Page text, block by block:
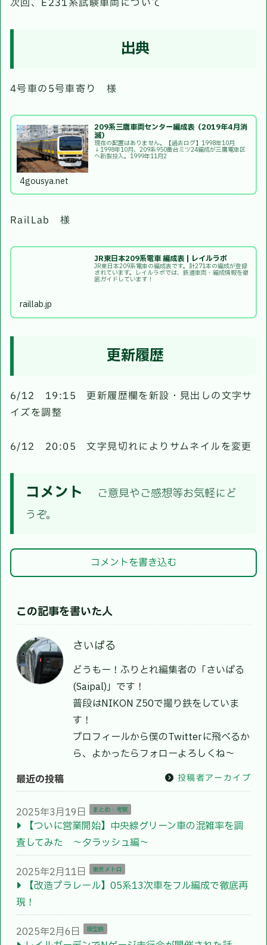
次回、E231系試験車両について
出典
4号車の5号車寄り 様
209系三鷹車両センター編成表（2019年4月消
滅）
現在の配置はありません。【過去ログ】1998年10月
↓1998年10月、209系950番台ミツ24編成が三鷹電車区
へ新製投入。1999年11月2
4gousya.net
RailLab 様
JR東日本209系電車 編成表 | レイルラボ
JR東日本209系電車の編成表です。計271本の編成が登録
されています。レイルラボでは、鉄道車両・編成情報を徹
底ガイドしています！
raillab.jp
更新履歴
6/12 19:15 更新履歴欄を新設・見出しの文字サ
イズを調整
6/12 20:05 文字見切れによりサムネイルを変更
コメント
ご意見やご感想等お気軽にど
うぞ。
コメントを書き込む
この記事を書いた人
さいぱる
どうもー！ふりとれ編集者の「さいぱる
(Saipal)」です！
普段はNIKON Z50で撮り鉄をしていま
す！
プロフィールから僕のTwitterに飛べるか
ら、よかったらフォローよろしくね〜
最近の投稿
投稿者アーカイブ
2025年3月19日 まとめ・考察
【ついに営業開始】中央線グリーン車の混雑率を調
査してみた ～夕ラッシュ編～
2025年2月11日 東京メトロ
【改造プラレール】05系13次車をフル編成で徹底再
現！
2025年2月6日 模型鉄